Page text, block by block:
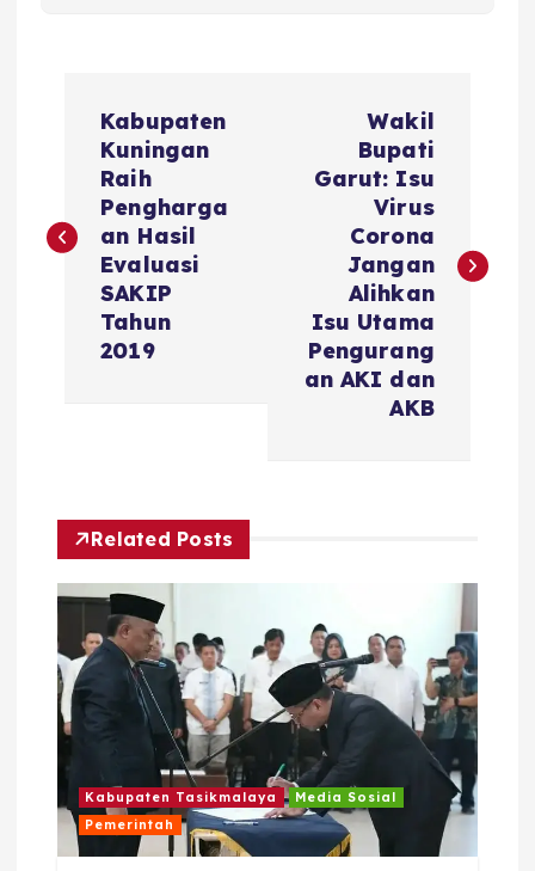
v
p
o
s
Kabupaten
Kuningan
Raih
Pengharga
an Hasil
Evaluasi
SAKIP
Tahun
2019
Wakil
Bupati
Garut: Isu
Virus
Corona
Jangan
Alihkan
Isu Utama
Pengurang
an AKI dan
AKB
Related Posts
Kabupaten Tasikmalaya
Media Sosial
Pemerintah